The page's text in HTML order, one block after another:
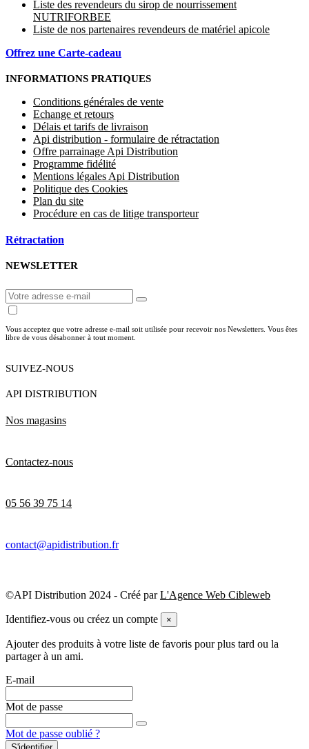
Liste des revendeurs du sirop de nourrissement
NUTRIFORBEE
Liste de nos partenaires revendeurs de matériel apicole
Offrez une Carte-cadeau
INFORMATIONS PRATIQUES
Conditions générales de vente
Echange et retours
Délais et tarifs de livraison
Api distribution - formulaire de rétractation
Offre parrainage Api Distribution
Programme fidélité
Mentions légales Api Distribution
Politique des Cookies
Plan du site
Procédure en cas de litige transporteur
Rétractation
NEWSLETTER
Vous acceptez que votre adresse e-mail soit utilisée pour recevoir nos Newsletters. Vous êtes
libre de vous désabonner à tout moment.
SUIVEZ-NOUS
API DISTRIBUTION
Nos magasins
Contactez-nous
05 56 39 75 14
contact@apidistribution.fr
©API Distribution 2024 - Créé parL'Agence Web Cibleweb
Identifiez-vous ou créez un compte ×
Ajouter des produits à votre liste de favoris pour plus tard ou la
partager à un ami.
E-mail
Mot de passe
Mot de passe oublié ?